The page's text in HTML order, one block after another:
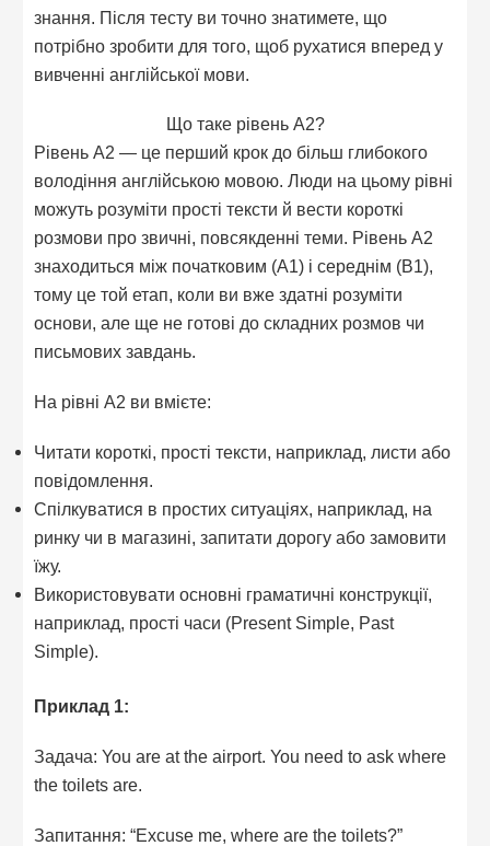
знання. Після тесту ви точно знатимете, що
потрібно зробити для того, щоб рухатися вперед у
вивченні англійської мови.
Що таке рівень A2?
Рівень A2 — це перший крок до більш глибокого
володіння англійською мовою. Люди на цьому рівні
можуть розуміти прості тексти й вести короткі
розмови про звичні, повсякденні теми. Рівень A2
знаходиться між початковим (A1) і середнім (B1),
тому це той етап, коли ви вже здатні розуміти
основи, але ще не готові до складних розмов чи
письмових завдань.
На рівні A2 ви вмієте:
Читати короткі, прості тексти, наприклад, листи або
повідомлення.
Спілкуватися в простих ситуаціях, наприклад, на
ринку чи в магазині, запитати дорогу або замовити
їжу.
Використовувати основні граматичні конструкції,
наприклад, прості часи (Present Simple, Past
Simple).
Приклад 1:
Задача: You are at the airport. You need to ask where
the toilets are.
Запитання: “Excuse me, where are the toilets?”